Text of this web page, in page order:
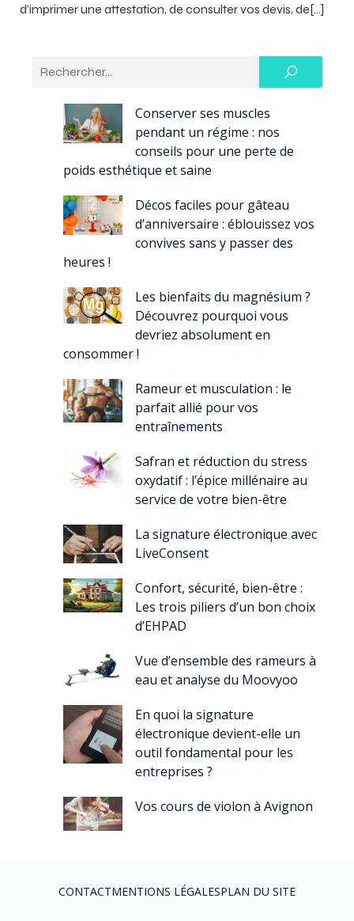
Conserver ses muscles
pendant un régime : nos
conseils pour une perte de
poids esthétique et saine
Décos faciles pour gâteau
d’anniversaire : éblouissez vos
convives sans y passer des
heures !
Les bienfaits du magnésium ?
Découvrez pourquoi vous
devriez absolument en
consommer !
Rameur et musculation : le
parfait allié pour vos
entraînements
Safran et réduction du stress
oxydatif : l’épice millénaire au
service de votre bien-être
La signature électronique avec
LiveConsent
Confort, sécurité, bien-être :
Les trois piliers d’un bon choix
d’EHPAD
Vue d’ensemble des rameurs à
eau et analyse du Moovyoo
En quoi la signature
électronique devient-elle un
outil fondamental pour les
entreprises ?
Vos cours de violon à Avignon
d’imprimer une attestation, de consulter vos devis, de[…]
CONTACTMENTIONS LÉGALESPLAN DU SITE